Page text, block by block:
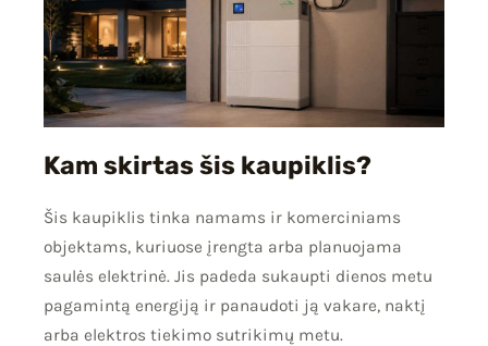
Kam skirtas šis kaupiklis?
Šis kaupiklis tinka namams ir komerciniams
objektams, kuriuose įrengta arba planuojama
saulės elektrinė. Jis padeda sukaupti dienos metu
pagamintą energiją ir panaudoti ją vakare, naktį
arba elektros tiekimo sutrikimų metu.